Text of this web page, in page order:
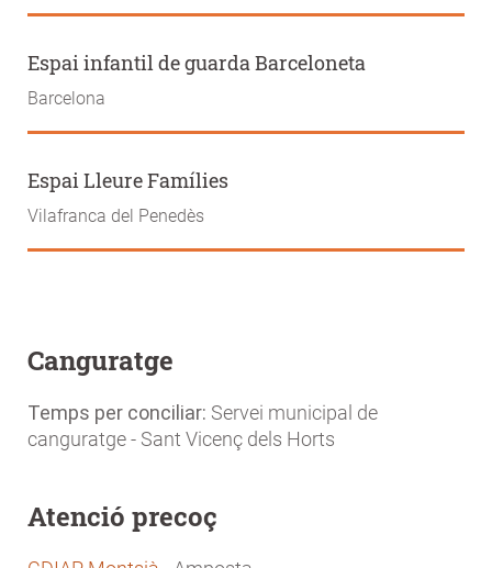
Espai infantil de guarda Barceloneta
Barcelona
Espai Lleure Famílies
Vilafranca del Penedès
Canguratge
Temps per conciliar: Servei municipal de
canguratge - Sant Vicenç dels Horts
Atenció precoç